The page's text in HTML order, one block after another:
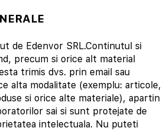
de Edenvor SRL.Continutul si
precum si orice alt material
trimis dvs. prin email sau
alta modalitate (exemplu: articole,
si orice alte materiale), apartin
sai si sunt protejate de
intelectuala. Nu puteti